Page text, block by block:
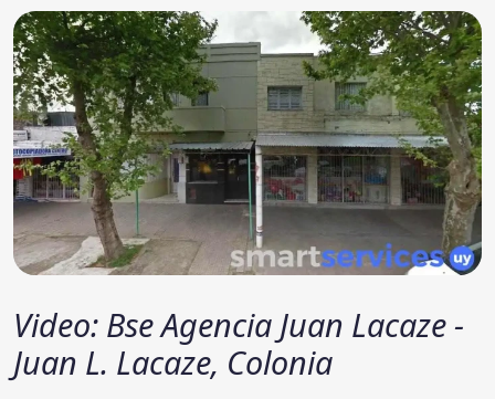
Video: Bse Agencia Juan Lacaze -
Juan L. Lacaze, Colonia